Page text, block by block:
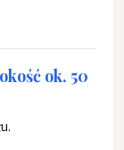
ok. 50